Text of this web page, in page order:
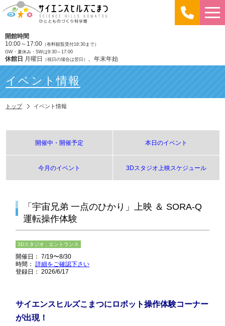
開館時間
10:00～17:00 （有料観覧受付16:30まで）
GW・夏休み・SWは9:30～17:00
休館日 月曜日 （祝日の場合は翌日） 、年末年始
イベント情報
トップ イベント情報
開催中・開催予定 本日のイベント
今月のイベント 3Dスタジオ上映スケジュール
「宇宙兄弟 一点のひかり」上映 ＆ SORA-Q
運転操作体験
3Dスタジオ , エントランス
開催日： 7/19〜8/30
時間：詳細をご確認下さい
登録日： 2026/6/17
サイエンスヒルズこまつにロボット操作体験コーナー
が出現！